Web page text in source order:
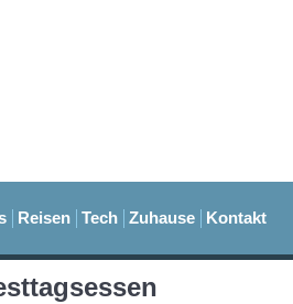
Reisen Tech Zuhause Kontakt